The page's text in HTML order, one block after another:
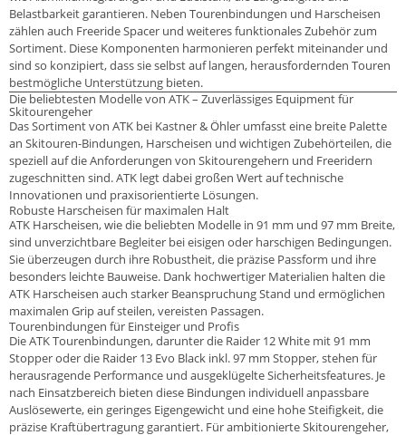
Belastbarkeit garantieren. Neben Tourenbindungen und Harscheisen
zählen auch Freeride Spacer und weiteres funktionales Zubehör zum
Sortiment. Diese Komponenten harmonieren perfekt miteinander und
sind so konzipiert, dass sie selbst auf langen, herausfordernden Touren
bestmögliche Unterstützung bieten.
Die beliebtesten Modelle von ATK – Zuverlässiges Equipment für
Skitourengeher
Das Sortiment von ATK bei Kastner & Öhler umfasst eine breite Palette
an Skitouren-Bindungen, Harscheisen und wichtigen Zubehörteilen, die
speziell auf die Anforderungen von Skitourengehern und Freeridern
zugeschnitten sind. ATK legt dabei großen Wert auf technische
Innovationen und praxisorientierte Lösungen.
Robuste Harscheisen für maximalen Halt
ATK Harscheisen, wie die beliebten Modelle in 91 mm und 97 mm Breite,
sind unverzichtbare Begleiter bei eisigen oder harschigen Bedingungen.
Sie überzeugen durch ihre Robustheit, die präzise Passform und ihre
besonders leichte Bauweise. Dank hochwertiger Materialien halten die
ATK Harscheisen auch starker Beanspruchung Stand und ermöglichen
maximalen Grip auf steilen, vereisten Passagen.
Tourenbindungen für Einsteiger und Profis
Die ATK Tourenbindungen, darunter die Raider 12 White mit 91 mm
Stopper oder die Raider 13 Evo Black inkl. 97 mm Stopper, stehen für
herausragende Performance und ausgeklügelte Sicherheitsfeatures. Je
nach Einsatzbereich bieten diese Bindungen individuell anpassbare
Auslösewerte, ein geringes Eigengewicht und eine hohe Steifigkeit, die
präzise Kraftübertragung garantiert. Für ambitionierte Skitourengeher,